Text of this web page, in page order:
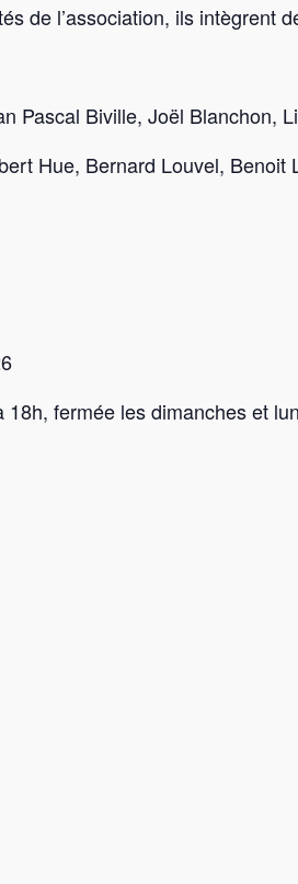
de l’association, ils intègrent
Pascal Biville, Joël Blanchon,
Hue, Bernard Louvel, Benoit
fermée les dimanches et